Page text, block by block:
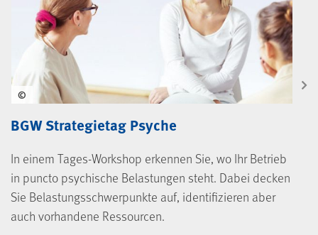
BGW Strategietag Psyche
In einem Tages-Workshop erkennen Sie, wo Ihr Betrieb
in puncto psychische Belastungen steht. Dabei decken
Sie Belastungsschwerpunkte auf, identifizieren aber
auch vorhandene Ressourcen.
©